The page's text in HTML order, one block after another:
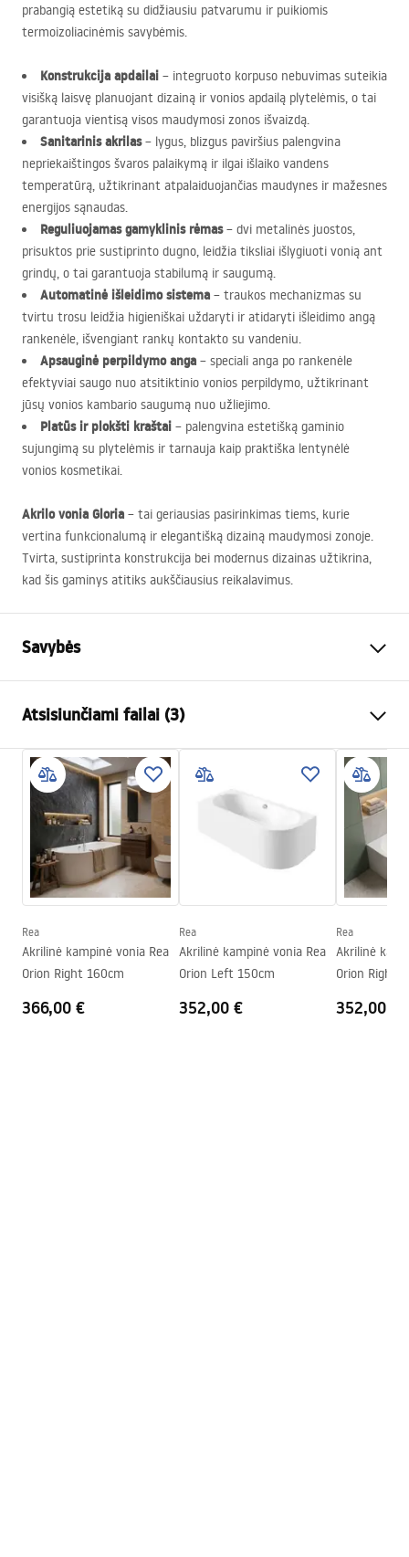
prabangią estetiką su didžiausiu patvarumu ir puikiomis
termoizoliacinėmis savybėmis.
Konstrukcija apdailai – integruoto korpuso nebuvimas suteikia
visišką laisvę planuojant dizainą ir vonios apdailą plytelėmis, o tai
garantuoja vientisą visos maudymosi zonos išvaizdą.
Sanitarinis akrilas– lygus, blizgus paviršius palengvina
nepriekaištingos švaros palaikymą ir ilgai išlaiko vandens
temperatūrą, užtikrinant atpalaiduojančias maudynes ir mažesnes
energijos sąnaudas.
Reguliuojamas gamyklinis rėmas– dvi metalinės juostos,
prisuktos prie sustiprinto dugno, leidžia tiksliai išlygiuoti vonią ant
grindų, o tai garantuoja stabilumą ir saugumą.
Automatinė išleidimo sistema – traukos mechanizmas su
tvirtu trosu leidžia higieniškai uždaryti ir atidaryti išleidimo angą
rankenėle, išvengiant rankų kontakto su vandeniu.
Apsauginė perpildymo anga – speciali anga po rankenėle
efektyviai saugo nuo atsitiktinio vonios perpildymo, užtikrinant
jūsų vonios kambario saugumą nuo užliejimo.
Platūs ir plokšti kraštai – palengvina estetišką gaminio
sujungimą su plytelėmis ir tarnauja kaip praktiška lentynėlė
vonios kosmetikai.
Akrilo vonia Gloria – tai geriausias pasirinkimas tiems, kurie
vertina funkcionalumą ir elegantišką dizainą maudymosi zonoje.
Tvirta, sustiprinta konstrukcija bei modernus dizainas užtikrina,
kad šis gaminys atitiks aukščiausius reikalavimus.
Savybės
Spalva
Medžiaga
Akrilas
Ilgis
1200
Plotis
700mm
Aukštis
Montavimo pusė
Universalus
Kamštis ir sifonas komplekte
Garantija
Atsisiunčiami failai (3)
Saugos informacija
WARUNKI_BEZPIECZENSTWA_WANNY.pdf
Garantijos sąlygos
Warranty_Terms_and_Conditions_Bathtubs.pdf
Surinkimo instrukcija
Orion_160_170.pdf
Rea
Akrilinė kampinė vonia Rea
Orion Right 160cm
366,00 €
Rea
Akrilinė kampinė vonia Rea
Orion Left 150cm
352,00 €
Rea
Akrilinė
Orion Right
352,00 €